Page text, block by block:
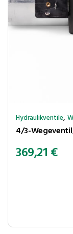
Hydraulikventile,
369,21 €